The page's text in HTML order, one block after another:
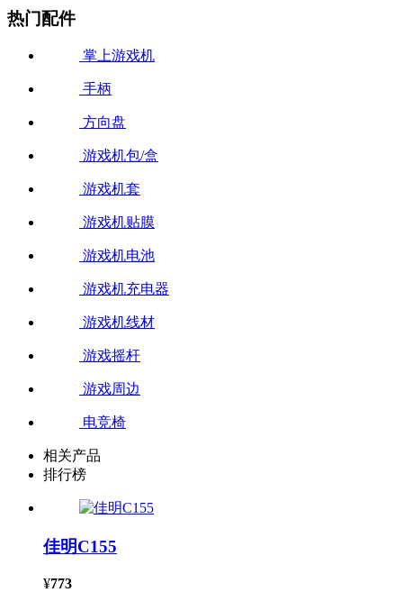
热门配件
掌上游戏机
手柄
方向盘
游戏机包/盒
游戏机套
游戏机贴膜
游戏机电池
游戏机充电器
游戏机线材
游戏摇杆
游戏周边
电竞椅
相关产品
排行榜
佳明C155
¥773